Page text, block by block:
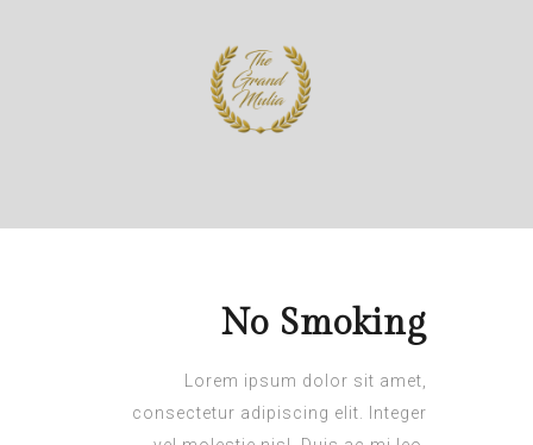
No Smoking
Lorem ipsum dolor sit amet,
consectetur adipiscing elit. Integer